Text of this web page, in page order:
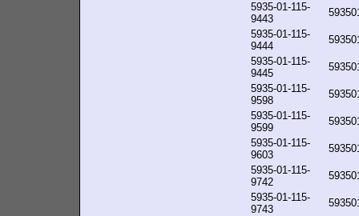
5935-01-115-
9443
5935-01-115-
9444
5935-01-115-
9445
5935-01-115-
9598
5935-01-115-
9599
5935-01-115-
9603
5935-01-115-
9742
5935-01-115-
9743